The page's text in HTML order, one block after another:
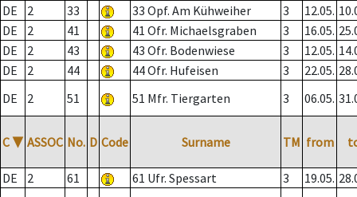
DE
2 33 33 Opf. Am Kühweiher 3 12.05.
DE
2 41 41 Ofr. Michaelsgraben 3 16.05.
DE
2 43 43 Ofr. Bodenwiese 3 12.05.
DE
2 44 44 Ofr. Hufeisen 3 22.05.
DE
2 51 51 Mfr. Tiergarten 3 06.05.
C ▼ ASSOC No. D Code Surname TM from
DE 2 61 61 Ufr. Spessart 3 19.05.